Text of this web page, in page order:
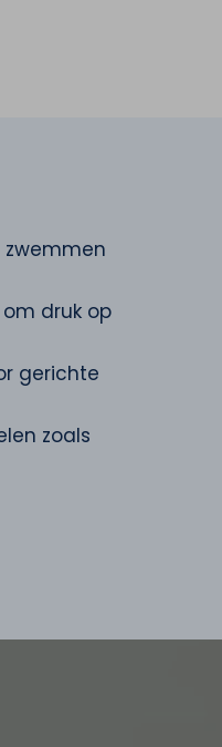
druk op
gerichte
zoals